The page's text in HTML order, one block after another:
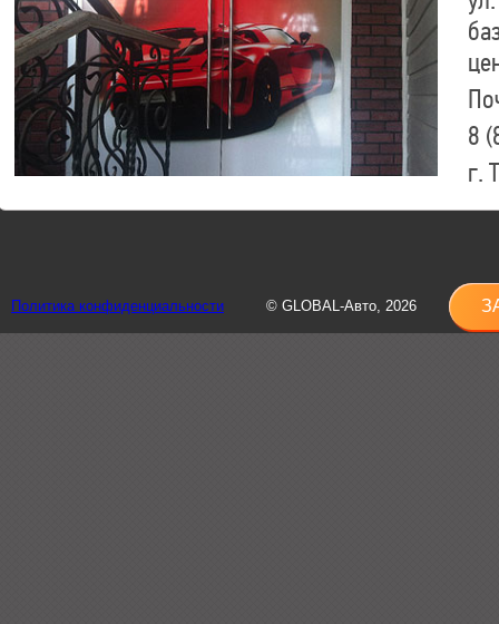
8
г.
8
Политика конфиденциальности © GLOBAL-Авто, 2026